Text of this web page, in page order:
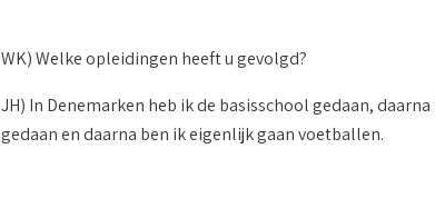
WK) Welke opleidingen heeft u gevolgd?
JH) In Denemarken heb ik de basisschool gedaan,
gedaan en daarna ben ik eigenlijk gaan voetballen.